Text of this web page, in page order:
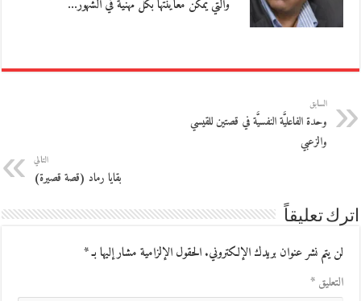
والتي يمكن معاينتها بكل مهنية في الشهور…
السابق
وحدة الفاعليَّة النفسيَّة في قصتين للقيسي
والزعبي
التالي
بقايا رماد (قصة قصيرة)
اترك تعليقاً
لن يتم نشر عنوان بريدك الإلكتروني.الحقول الإلزامية مشار إليها بـ*
التعليق*